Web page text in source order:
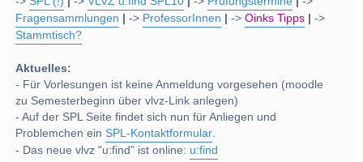
Fragensammlungen
-> ProfessorInnen ->Oinks Tipps
->
Stammtisch?
Aktuelles:
- Für Vorlesungen ist keine Anmeldung vorgesehen (moodle
zu Semesterbeginn über vlvz-Link anlegen)
- Auf der SPL Seite findet sich nun für Anliegen und
Problemchen einSPL-Kontaktformular.
- Das neue vlvz "u:find" ist online: u:find